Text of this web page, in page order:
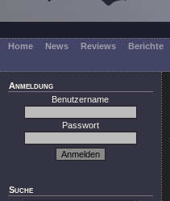
Home News Reviews Berichte
Anmeldung
Benutzername
Passwort
Suche